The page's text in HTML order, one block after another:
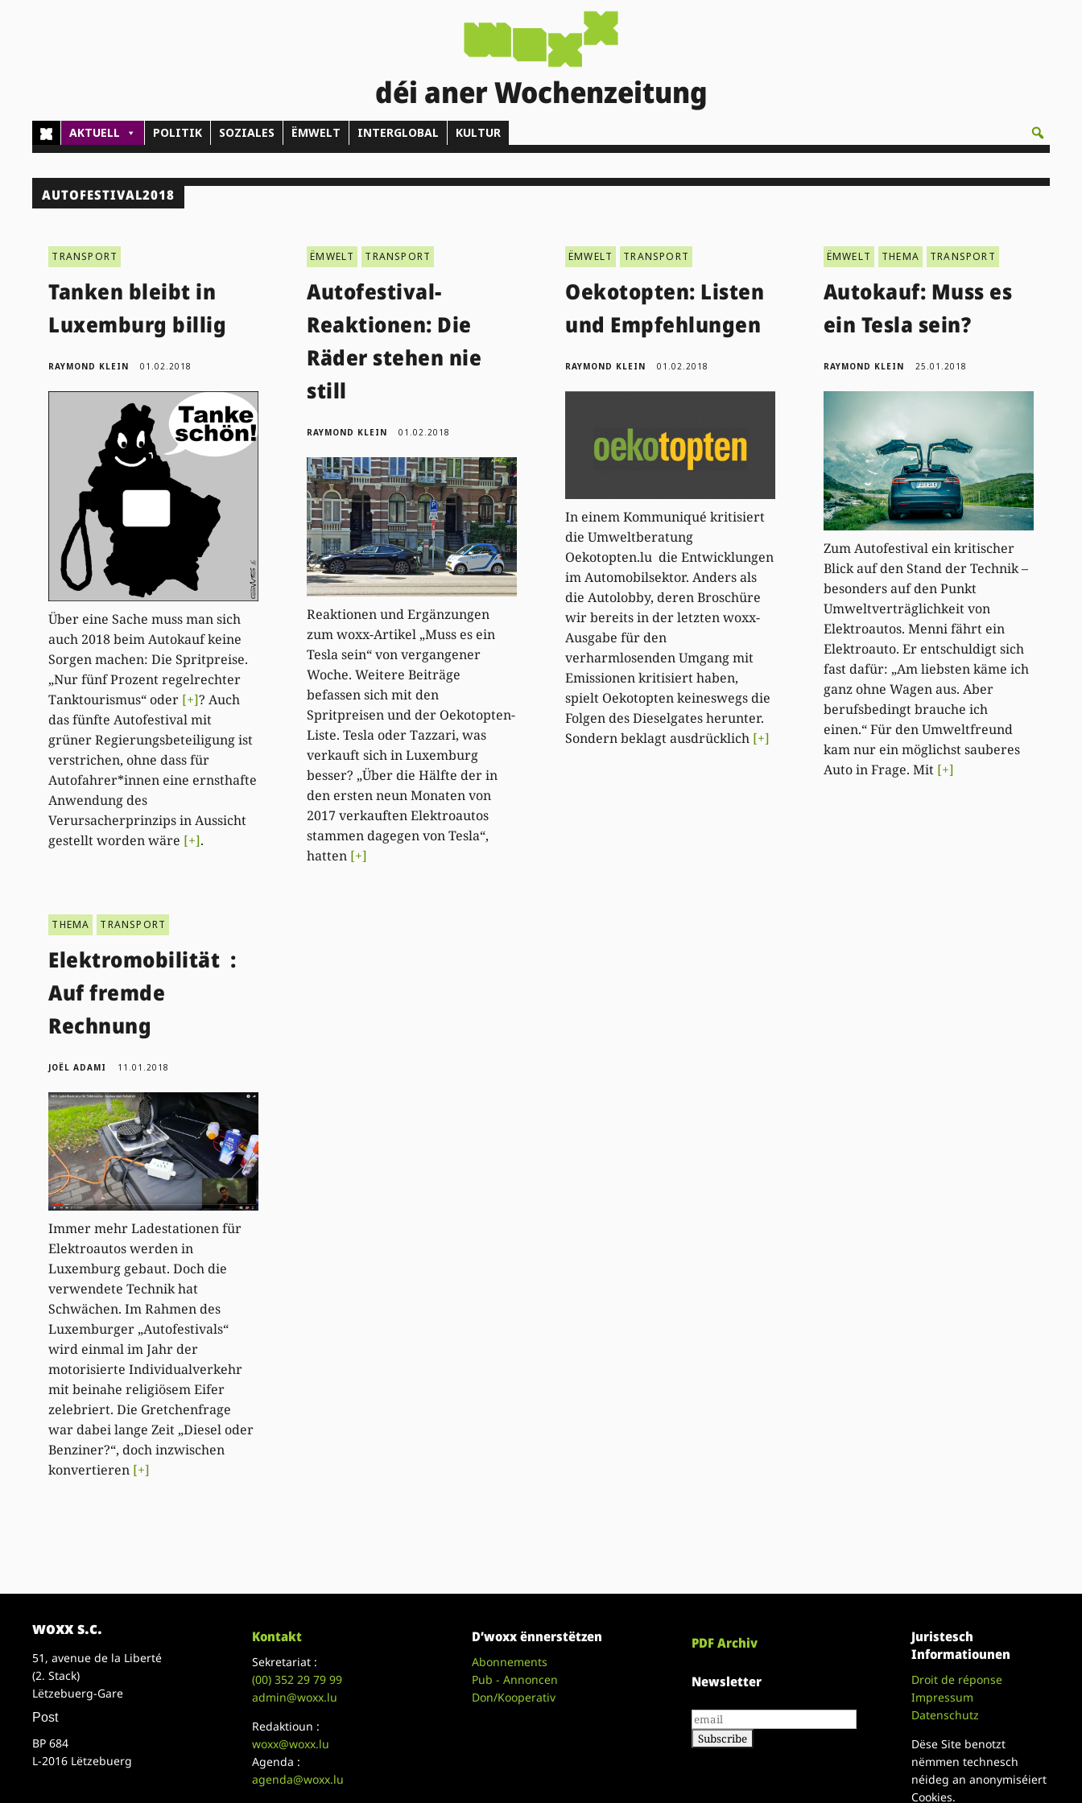
déi aner Wochenzeitung
AKTUELL POLITIK SOZIALES ËMWELT INTERGLOBAL KULTUR
AUTOFESTIVAL2018
TRANSPORT
Tanken bleibt in
Luxemburg billig
RAYMOND KLEIN 01.02.2018
Über eine Sache muss man sich
auch 2018 beim Autokauf keine
Sorgen machen: Die Spritpreise.
„Nur fünf Prozent regelrechter
Tanktourismus“ oder [+]? Auch
das fünfte Autofestival mit
grüner Regierungsbeteiligung ist
verstrichen, ohne dass für
Autofahrer*innen eine ernsthafte
Anwendung des
Verursacherprinzips in Aussicht
gestellt worden wäre [+].
ËMWELT TRANSPORT
Autofestival-
Reaktionen: Die
Räder stehen nie
still
RAYMOND KLEIN 01.02.2018
Reaktionen und Ergänzungen
zum woxx-Artikel „Muss es ein
Tesla sein“ von vergangener
Woche. Weitere Beiträge
befassen sich mit den
Spritpreisen und der Oekotopten-
Liste. Tesla oder Tazzari, was
verkauft sich in Luxemburg
besser? „Über die Hälfte der in
den ersten neun Monaten von
2017 verkauften Elektroautos
stammen dagegen von Tesla“,
hatten [+]
ËMWELT TRANSPORT
Oekotopten: Listen
und Empfehlungen
RAYMOND KLEIN 01.02.2018
In einem Kommuniqué kritisiert
die Umweltberatung
Oekotopten.lu die Entwicklungen
im Automobilsektor. Anders als
die Autolobby, deren Broschüre
wir bereits in der letzten woxx-
Ausgabe für den
verharmlosenden Umgang mit
Emissionen kritisiert haben,
spielt Oekotopten keineswegs die
Folgen des Dieselgates herunter.
Sondern beklagt ausdrücklich [+]
ËMWELT THEMA TRANSPORT
Autokauf: Muss es
ein Tesla sein?
RAYMOND KLEIN 25.01.2018
Zum Autofestival ein kritischer
Blick auf den Stand der Technik –
besonders auf den Punkt
Umweltverträglichkeit von
Elektroautos. Menni fährt ein
Elektroauto. Er entschuldigt sich
fast dafür: „Am liebsten käme ich
ganz ohne Wagen aus. Aber
berufsbedingt brauche ich
einen.“ Für den Umweltfreund
kam nur ein möglichst sauberes
Auto in Frage. Mit [+]
THEMA TRANSPORT
Elektromobilität :
Auf fremde
Rechnung
JOËL ADAMI 11.01.2018
Immer mehr Ladestationen für
Elektroautos werden in
Luxemburg gebaut. Doch die
verwendete Technik hat
Schwächen. Im Rahmen des
Luxemburger „Autofestivals“
wird einmal im Jahr der
motorisierte Individualverkehr
mit beinahe religiösem Eifer
zelebriert. Die Gretchenfrage
war dabei lange Zeit „Diesel oder
Benziner?“, doch inzwischen
konvertieren [+]
woxx s.c.
51, avenue de la Liberté
(2. Stack)
Lëtzebuerg-Gare
Post
BP 684
L-2016 Lëtzebuerg
Kontakt
Sekretariat :
(00)352 29 79 99
admin@woxx.lu
Redaktioun :
woxx@woxx.lu
Agenda :
agenda@woxx.lu
D’woxx ënnerstëtzen
Abonnements
Pub - Annoncen
Don/Kooperativ
PDF Archiv
Newsletter
Juristesch
Informatiounen
Droit de réponse
Impressum
Datenschutz
Dëse Site benotzt
nëmmen technesch
néideg an anonymiséiert
Cookies.